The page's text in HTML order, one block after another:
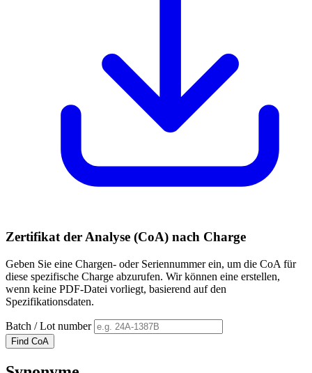
Zertifikat der Analyse (CoA) nach Charge
Geben Sie eine Chargen- oder Seriennummer ein, um die CoA für
diese spezifische Charge abzurufen. Wir können eine erstellen,
wenn keine PDF-Datei vorliegt, basierend auf den
Spezifikationsdaten.
Batch / Lot number
Find CoA